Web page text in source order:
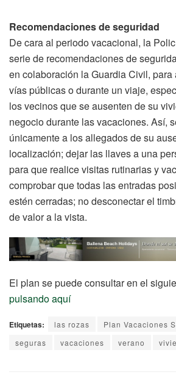
Recomendaciones de seguridad
De cara al periodo vacacional, la
serie de recomendaciones de
en colaboración la Guardia Civil,
vías públicas o durante un viaje,
los vecinos que se ausenten de su
negocio durante las vacaciones. Así,
únicamente a los allegados de su
localización; dejar las llaves a una
para que realice visitas rutinarias y
comprobar que todas las entradas
estén cerradas; no desconectar el
de valor a la vista.
El plan se puede consultar en el
pulsando aquí
Etiquetas: las rozas Plan Vacaciones
seguras
vacaciones verano